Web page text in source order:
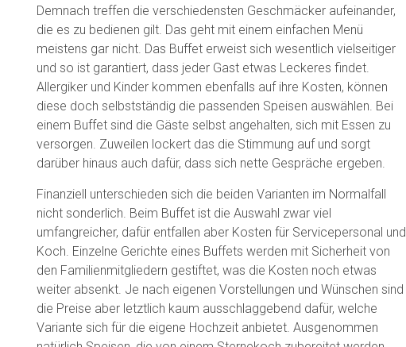
Demnach treffen die verschiedensten Geschmäcker aufeinander,
die es zu bedienen gilt. Das geht mit einem einfachen Menü
meistens gar nicht. Das Buffet erweist sich wesentlich vielseitiger
und so ist garantiert, dass jeder Gast etwas Leckeres findet.
Allergiker und Kinder kommen ebenfalls auf ihre Kosten, können
diese doch selbstständig die passenden Speisen auswählen. Bei
einem Buffet sind die Gäste selbst angehalten, sich mit Essen zu
versorgen. Zuweilen lockert das die Stimmung auf und sorgt
darüber hinaus auch dafür, dass sich nette Gespräche ergeben.
Finanziell unterschieden sich die beiden Varianten im Normalfall
nicht sonderlich. Beim Buffet ist die Auswahl zwar viel
umfangreicher, dafür entfallen aber Kosten für Servicepersonal und
Koch. Einzelne Gerichte eines Buffets werden mit Sicherheit von
den Familienmitgliedern gestiftet, was die Kosten noch etwas
weiter absenkt. Je nach eigenen Vorstellungen und Wünschen sind
die Preise aber letztlich kaum ausschlaggebend dafür, welche
Variante sich für die eigene Hochzeit anbietet. Ausgenommen